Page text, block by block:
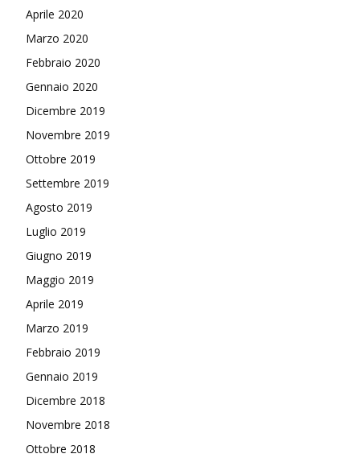
Aprile 2020
Marzo 2020
Febbraio 2020
Gennaio 2020
Dicembre 2019
Novembre 2019
Ottobre 2019
Settembre 2019
Agosto 2019
Luglio 2019
Giugno 2019
Maggio 2019
Aprile 2019
Marzo 2019
Febbraio 2019
Gennaio 2019
Dicembre 2018
Novembre 2018
Ottobre 2018